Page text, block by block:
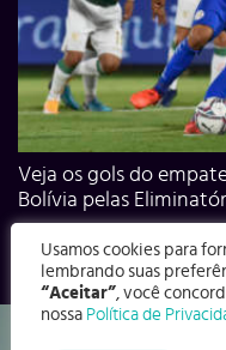
Veja os gols do
Bolívia pelas
Usamos cookies para
lembrando suas
“Aceitar”, você
nossa Política de